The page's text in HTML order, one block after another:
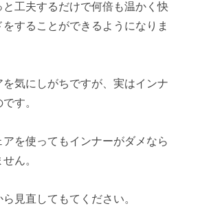
工夫するだけで何倍も温かく快
することができるようになりま
気にしがちですが、実はインナ
す。
を使ってもインナーがダメなら
ん。
見直してもてください。